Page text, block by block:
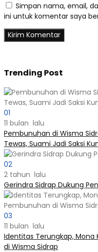
Simpan nama, email,
ini untuk komentar saya
Trending Post
01
11 bulan lalu
Pembunuhan di Wisma
Tewas, Suami Jadi Saksi
02
2 tahun lalu
Gerindra Sidrap Dukung
03
11 bulan lalu
Identitas Terungkap, Mona
di Wisma Sidrap